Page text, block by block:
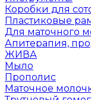
Коробки для
Пластиковые
Для маточного
Апитерапия,
ЖИВА
Мыло
Прополис
Маточное